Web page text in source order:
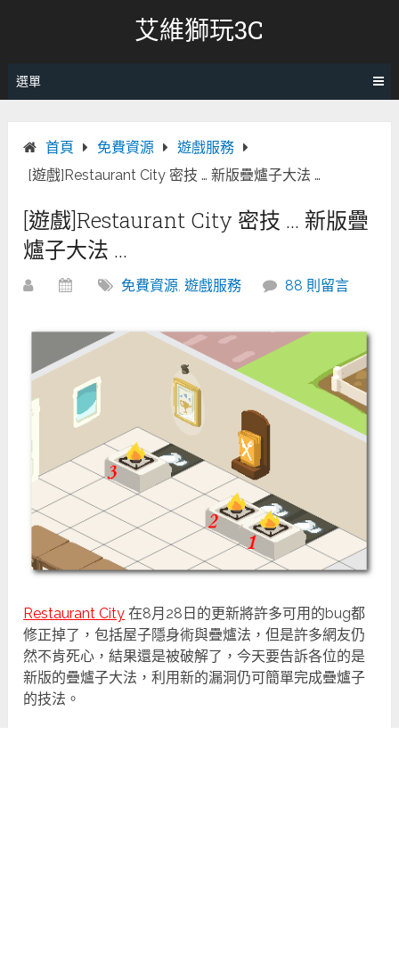
艾維獅玩3C
選單
首頁 免費資源
遊戲服務
[遊戲]Restaurant City 密技 … 新版疊爐子大法 …
[遊戲]Restaurant City 密技 … 新版疊
爐子大法 …
免費資源,遊戲服務 88 則留言
Restaurant City 在8月28日的更新將許多可用的bug都
修正掉了，包括屋子隱身術與疊爐法，但是許多網友仍
然不肯死心，結果還是被破解了，今天要告訴各位的是
新版的疊爐子大法，利用新的漏洞仍可簡單完成疊爐子
的技法。